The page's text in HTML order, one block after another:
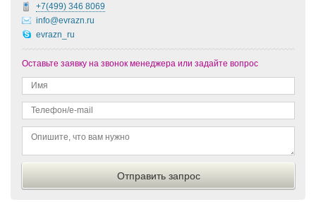
+7(499) 346 8069
info@evrazn.ru
evrazn_ru
Оставьте заявку на звонок менеджера или задайте вопрос